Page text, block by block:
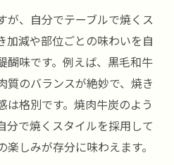
肉を楽しむ過ごし方
のサイドメニューの選び方
和牛上カルビがおすすめ
味わえる上カルビ体験
ビと他部位の違いを比較
カルビの美味しい焼き方
牛上カルビを選ぶ理由
が、自分でテーブルで焼くス
加減や部位ごとの味わいを自
醐味です。例えば、黒毛和牛
質のバランスが絶妙で、焼き
は格別です。焼肉牛炭のよう
分で焼くスタイルを採用して
しみが存分に味わえます。